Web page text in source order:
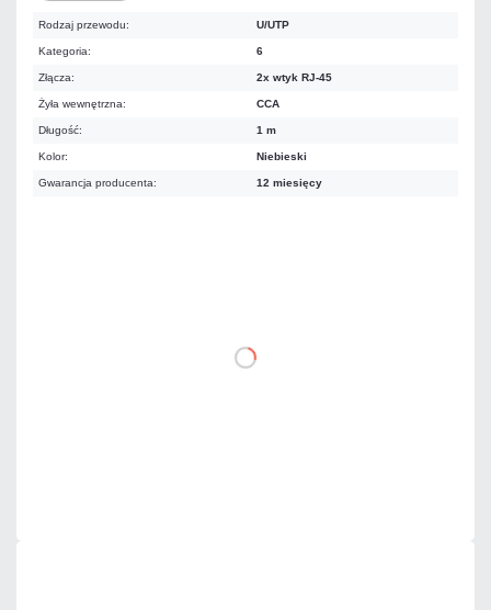
Rodzaj przewodu: U/UTP
Kategoria: 6
Złącza: 2x wtyk RJ-45
Żyła wewnętrzna: CCA
Długość: 1 m
Kolor: Niebieski
Gwarancja producenta: 12 miesięcy
DO KOSZYKA